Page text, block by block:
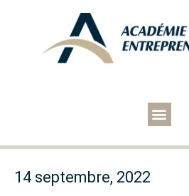
14 septembre, 2022